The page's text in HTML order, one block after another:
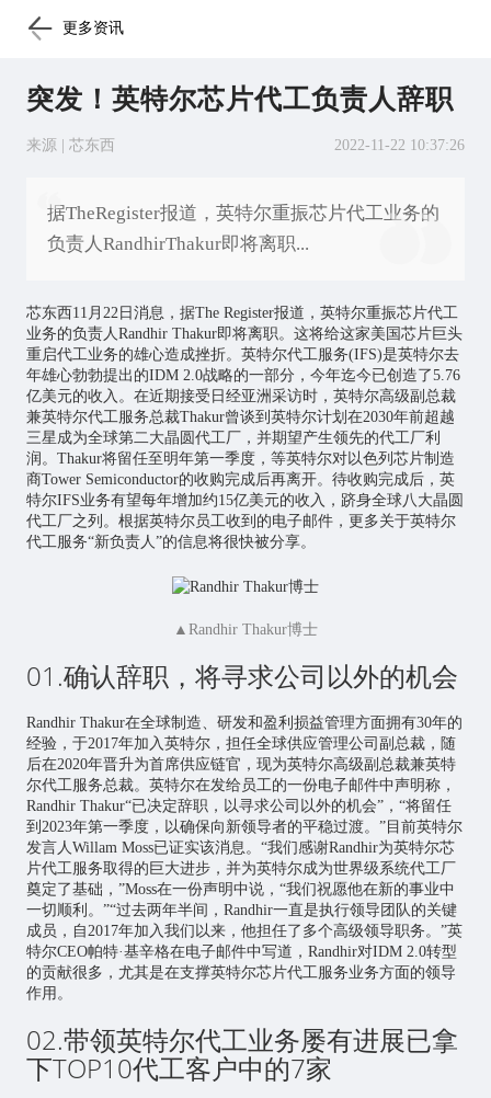
更多资讯
突发！英特尔芯片代工负责人辞职
来源 | 芯东西 2022-11-22 10:37:26
据TheRegister报道，英特尔重振芯片代工业务的
负责人RandhirThakur即将离职...
芯东西11月22日消息，据The Register报道，英特尔重振芯片代工
业务的负责人Randhir Thakur即将离职。这将给这家美国芯片巨头
重启代工业务的雄心造成挫折。英特尔代工服务(IFS)是英特尔去
年雄心勃勃提出的IDM 2.0战略的一部分，今年迄今已创造了5.76
亿美元的收入。在近期接受日经亚洲采访时，英特尔高级副总裁
兼英特尔代工服务总裁Thakur曾谈到英特尔计划在2030年前超越
三星成为全球第二大晶圆代工厂，并期望产生领先的代工厂利
润。Thakur将留任至明年第一季度，等英特尔对以色列芯片制造
商Tower Semiconductor的收购完成后再离开。待收购完成后，英
特尔IFS业务有望每年增加约15亿美元的收入，跻身全球八大晶圆
代工厂之列。根据英特尔员工收到的电子邮件，更多关于英特尔
代工服务“新负责人”的信息将很快被分享。
▲Randhir Thakur博士
01.确认辞职，将寻求公司以外的机会
Randhir Thakur在全球制造、研发和盈利损益管理方面拥有30年的
经验，于2017年加入英特尔，担任全球供应管理公司副总裁，随
后在2020年晋升为首席供应链官，现为英特尔高级副总裁兼英特
尔代工服务总裁。英特尔在发给员工的一份电子邮件中声明称，
Randhir Thakur“已决定辞职，以寻求公司以外的机会”，“将留任
到2023年第一季度，以确保向新领导者的平稳过渡。”目前英特尔
发言人Willam Moss已证实该消息。“我们感谢Randhir为英特尔芯
片代工服务取得的巨大进步，并为英特尔成为世界级系统代工厂
奠定了基础，”Moss在一份声明中说，“我们祝愿他在新的事业中
一切顺利。”“过去两年半间，Randhir一直是执行领导团队的关键
成员，自2017年加入我们以来，他担任了多个高级领导职务。”英
特尔CEO帕特·基辛格在电子邮件中写道，Randhir对IDM 2.0转型
的贡献很多，尤其是在支撑英特尔芯片代工服务业务方面的领导
作用。
02.带领英特尔代工业务屡有进展已拿
下TOP10代工客户中的7家